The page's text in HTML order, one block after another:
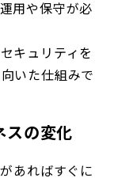
用や保守が必
キュリティを
いた仕組みで
スの変化
あればすぐに